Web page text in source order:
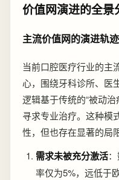
价值网演进的全景
主流价值网的演进轨
当前口腔医疗行业的主
心，围绕牙科诊所、医
逻辑基于传统的“被动
寻求专业治疗。这种模
性，但也存在显著的局
需求未被充分激活
率仅为5%，远低于